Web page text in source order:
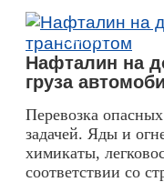
02.08.2017
Нафталин на
груза
Перевозка
задачей. Яды и
химикаты,
соответствии со